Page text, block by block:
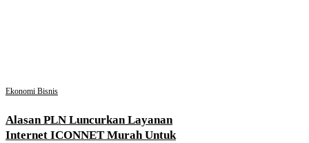
Ekonomi Bisnis
Alasan PLN Luncurkan Layanan
Internet ICONNET Murah Untuk